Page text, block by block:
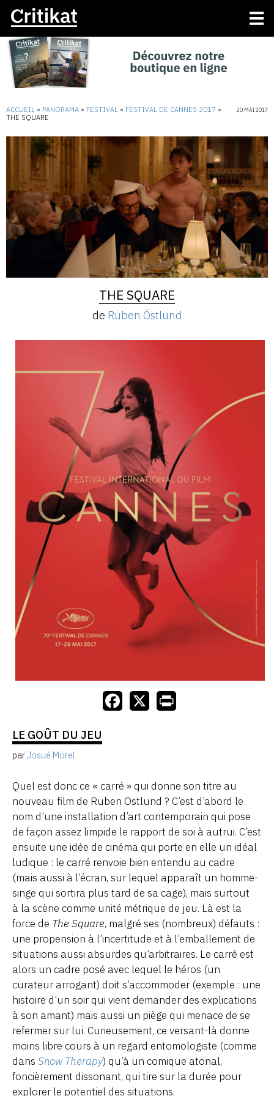
ACCUEIL » PANORAMA » FESTIVAL » FESTIVAL DE CANNES 2017 »
THE SQUARE
20 MAI 2017
THE SQUARE
de Ruben Östlund
LE GOÛT DU JEU
parJosué Morel
Quel est donc ce « carré » qui donne son titre au
nouveau film de Ruben Östlund ? C’est d’abord le
nom d’une installation d’art contemporain qui pose
de façon assez limpide le rapport de soi à autrui. C’est
ensuite une idée de cinéma qui porte en elle un idéal
ludique : le carré renvoie bien entendu au cadre
(mais aussi à l’écran, sur lequel apparaît un homme-
singe qui sortira plus tard de sa cage), mais surtout
à la scène comme unité métrique de jeu. Là est la
force de The Square, malgré ses (nombreux) défauts :
une propension à l’incertitude et à l’emballement de
situations aussi absurdes qu’arbitraires. Le carré est
alors un cadre posé avec lequel le héros (un
curateur arrogant) doit s’accommoder (exemple : une
histoire d’un soir qui vient demander des explications
à son amant) mais aussi un piège qui menace de se
refermer sur lui. Curieusement, ce versant-là donne
moins libre cours à un regard entomologiste (comme
dans Snow Therapy) qu’à un comique atonal,
foncièrement dissonant, qui tire sur la durée pour
explorer le potentiel des situations.